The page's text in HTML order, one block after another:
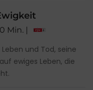
Min. |
und Tod, seine
ewiges Leben, die